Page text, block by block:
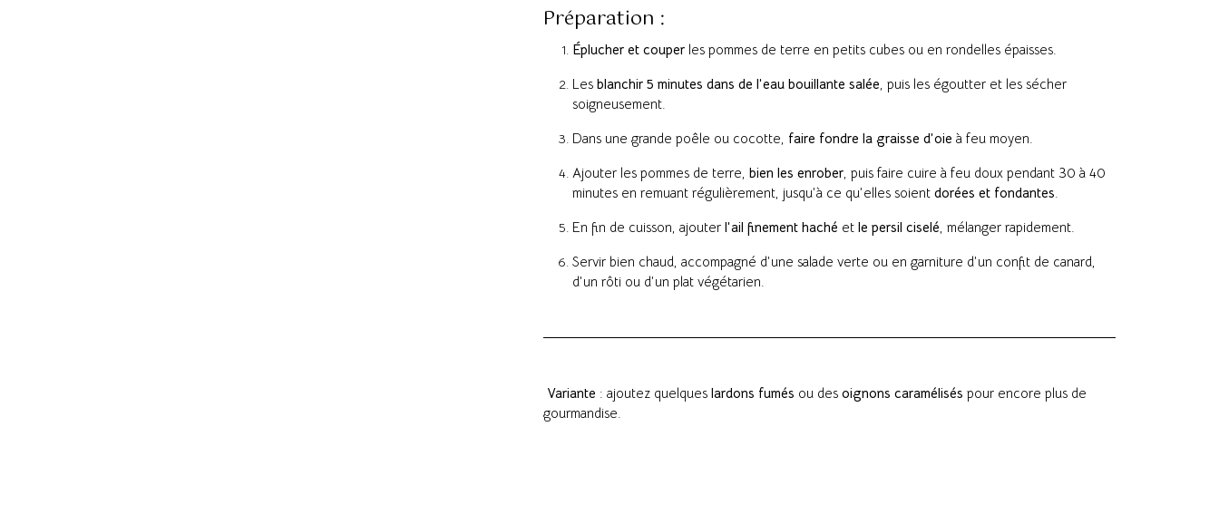
Préparation :
Éplucher et couper les pommes de terre en petits cubes ou en rondelles épaisses.
Les blanchir 5 minutes dans de l’eau bouillante salée, puis les égoutter et les sécher
soigneusement.
Dans une grande poêle ou cocotte, faire fondre la graisse d’oie à feu moyen.
Ajouter les pommes de terre, bien les enrober, puis faire cuire à feu doux pendant 30 à 40
minutes en remuant régulièrement, jusqu’à ce qu’elles soient dorées et fondantes.
En fin de cuisson, ajouter l’ail finement haché et le persil ciselé, mélanger rapidement.
Servir bien chaud, accompagné d’une salade verte ou en garniture d’un confit de canard,
d’un rôti ou d’un plat végétarien.
Variante : ajoutez quelques lardons fumés ou des oignons caramélisés pour encore plus de
gourmandise.